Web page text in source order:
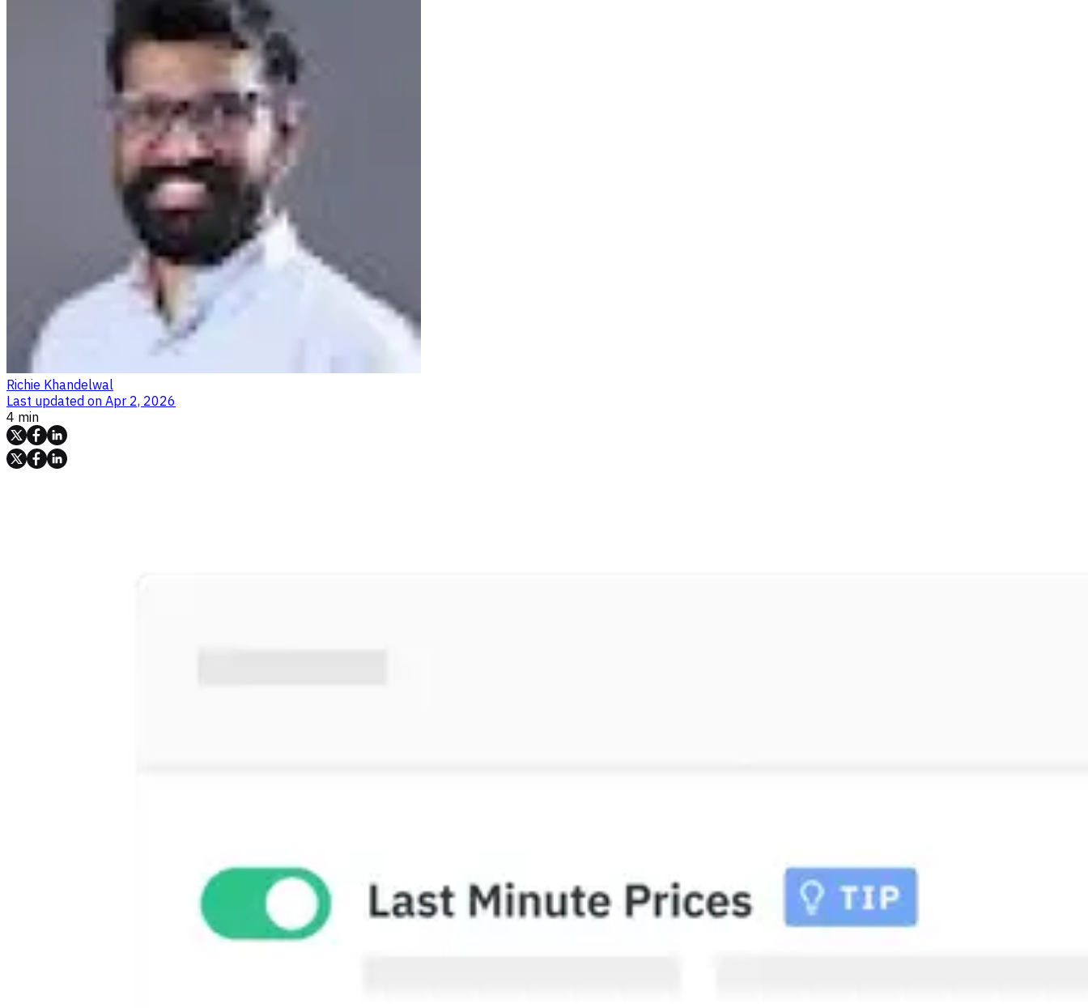
Richie Khandelwal
Last updated on Apr 2, 2026
4 min